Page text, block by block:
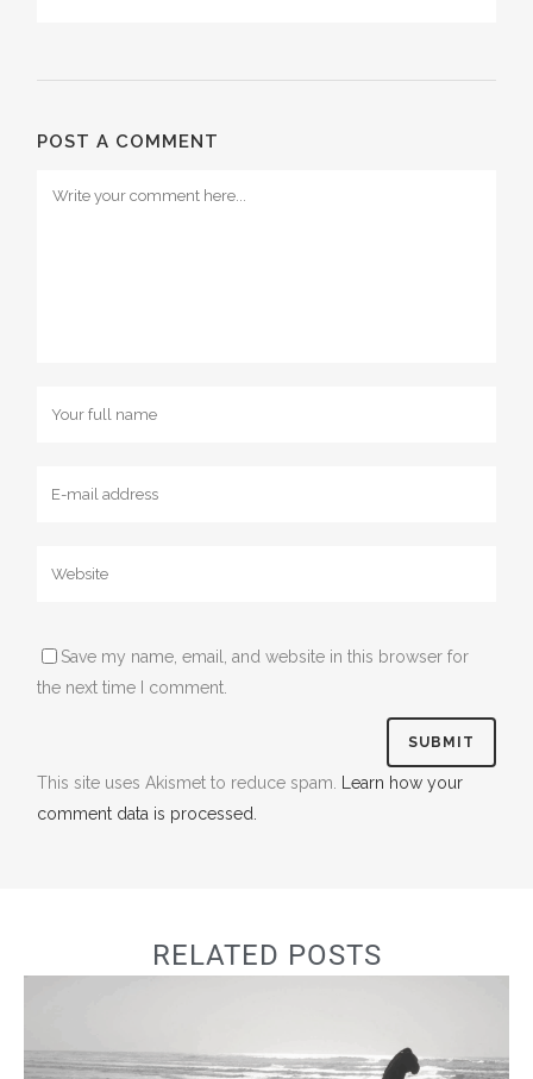
POST A COMMENT
Save my name, email, and website in this browser for
the next time I comment.
This site uses Akismet to reduce spam.
Learn how your
comment data is processed.
RELATED POSTS